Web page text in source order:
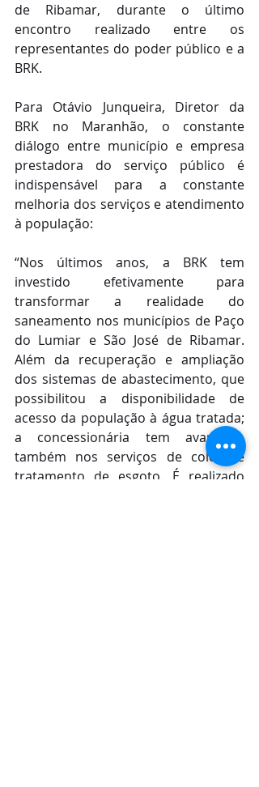
de Ribamar, durante o último
encontro realizado entre os
representantes do poder público e a
BRK.
Para Otávio Junqueira, Diretor da
BRK no Maranhão, o constante
diálogo entre município e empresa
prestadora do serviço público é
indispensável para a constante
melhoria dos serviços e atendimento
à população:
“Nos últimos anos, a BRK tem
investido efetivamente para
transformar a realidade do
saneamento nos municípios de Paço
do Lumiar e São José de Ribamar.
Além da recuperação e ampliação
dos sistemas de abastecimento, que
possibilitou a disponibilidade de
acesso da população à água tratada;
a concessionária tem avançado
também nos serviços de coleta e
tratamento de esgoto. É realizado